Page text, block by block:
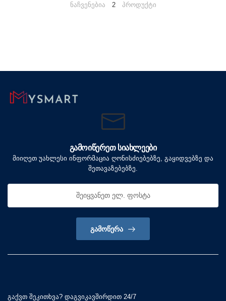
ნაჩვენებია 2 პროდუქტი
ᲒᲐᲛᲝᲘᲬᲔᲠᲔᲗ ᲡᲘᲐᲮᲚᲔᲔᲑᲘ
მიიღეთ უახლესი ინფორმაცია ღონისძიებებზე, გაყიდვებზე და
შეთავაზებებზე.
ᲒᲐᲛᲝᲬᲔᲠᲐ
გაქვთ შეკითხვა? დაგვიკავშირდით 24/7